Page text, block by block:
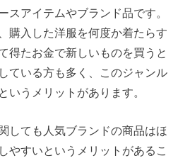
スアイテムやブランド品です。
購入した洋服を何度か着たらす
得たお金で新しいものを買うと
ている方も多く、このジャンル
いうメリットがあります。
しても人気ブランドの商品はほ
やすいというメリットがあるこ